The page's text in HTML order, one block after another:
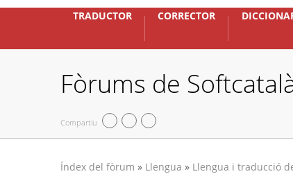
TRADUCTOR CORRECTOR
Fòrums de
Compartiu
Índex del fòrum » Llengua » Llengua i traducció